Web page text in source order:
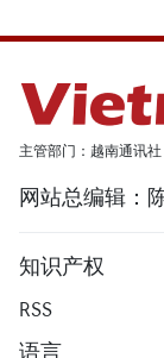
主管部门：越南通讯社
网站总编辑：
知识产权
RSS
语言